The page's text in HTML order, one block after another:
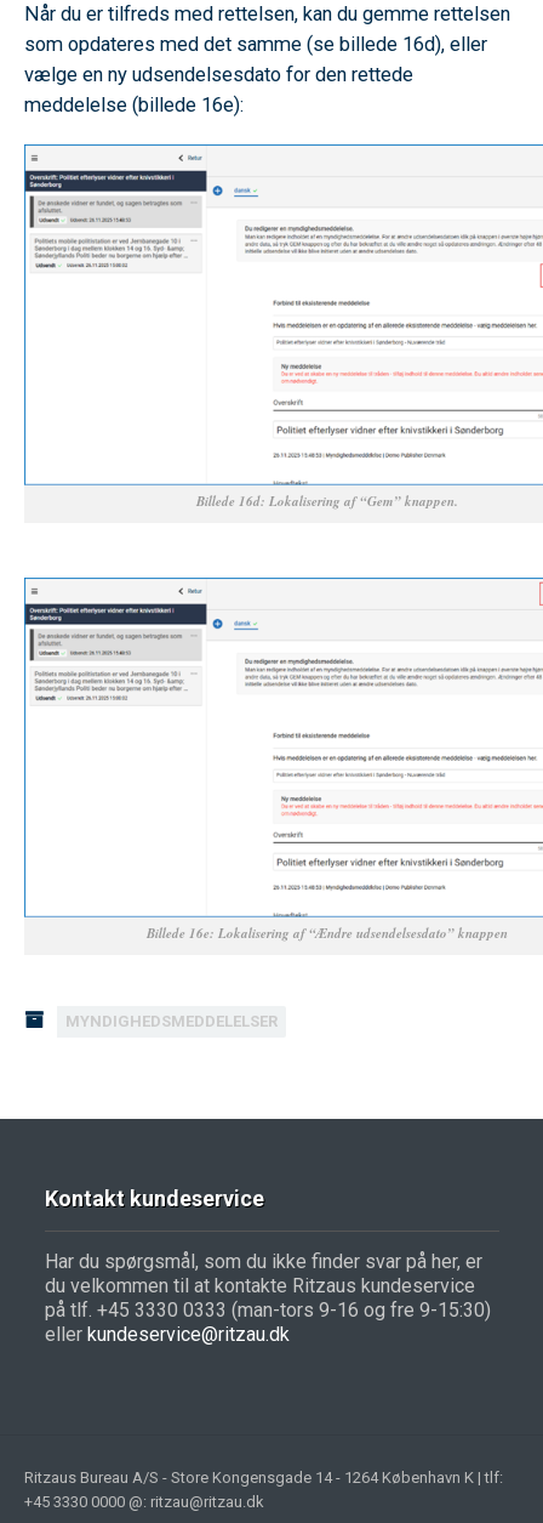
Når du er tilfreds med rettelsen, kan du gemme rettelsen
som opdateres med det samme (se billede 16d), eller
vælge en ny udsendelsesdato for den rettede
meddelelse (billede 16e):
Billede 16d: Lokalisering af “Gem” knappen.
Billede 16e: Lokalisering af “Ændre udsendelsesdato” knappen
MYNDIGHEDSMEDDELELSER
Kontakt kundeservice
Har du spørgsmål, som du ikke finder svar på her, er
du velkommen til at kontakte Ritzaus kundeservice
på tlf. +45 3330 0333 (man-tors 9-16 og fre 9-15:30)
eller kundeservice@ritzau.dk
Ritzaus Bureau A/S - Store Kongensgade 14 - 1264 København K | tlf:
+45 3330 0000 @: ritzau@ritzau.dk